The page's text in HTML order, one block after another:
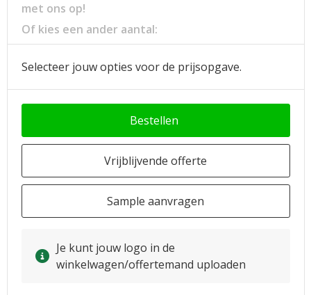
met ons op!
Of kies een ander aantal:
Selecteer jouw opties voor de prijsopgave.
Bestellen
Vrijblijvende offerte
Sample aanvragen
Je kunt jouw logo in de
winkelwagen/offertemand uploaden